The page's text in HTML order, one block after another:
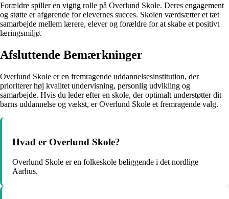
Forældre spiller en vigtig rolle på Overlund Skole. Deres engagement
og støtte er afgørende for elevernes succes. Skolen værdsætter et tæt
samarbejde mellem lærere, elever og forældre for at skabe et positivt
læringsmiljø.
Afsluttende Bemærkninger
Overlund Skole er en fremragende uddannelsesinstitution, der
prioriterer høj kvalitet undervisning, personlig udvikling og
samarbejde. Hvis du leder efter en skole, der optimalt understøtter dit
barns uddannelse og vækst, er Overlund Skole et fremragende valg.
Hvad er Overlund Skole?
Overlund Skole er en folkeskole beliggende i det nordlige
Aarhus.